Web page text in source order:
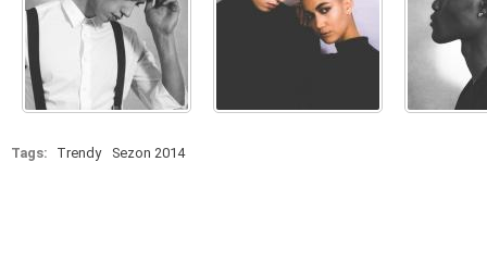
Tags: Trendy Sezon 2014